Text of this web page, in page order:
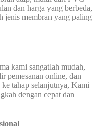
dan harga yang berbeda,
jenis membran yang paling
kami sangatlah mudah,
pemesanan online, dan
tahap selanjutnya, Kami
dengan cepat dan